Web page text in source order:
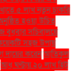
৫ লাখ নতুন চাকরি
হওয়া উচিত
সচিবালয়ে
সহজ উপায়
দায়ের করেনআতিকুল
আধ ঘণ্টায় ২০ লাখ হিট